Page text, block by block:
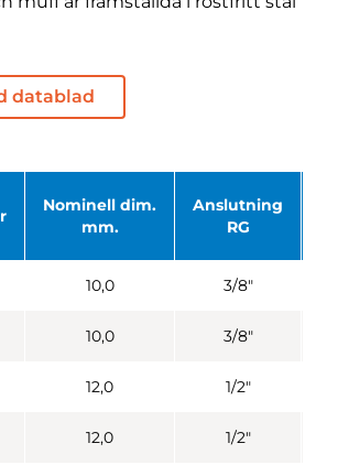
datablad
Nominell dim.
mm.
Anslutning
RG
10,0 3/8"
10,0 3/8"
12,0 1/2"
12,0 1/2"